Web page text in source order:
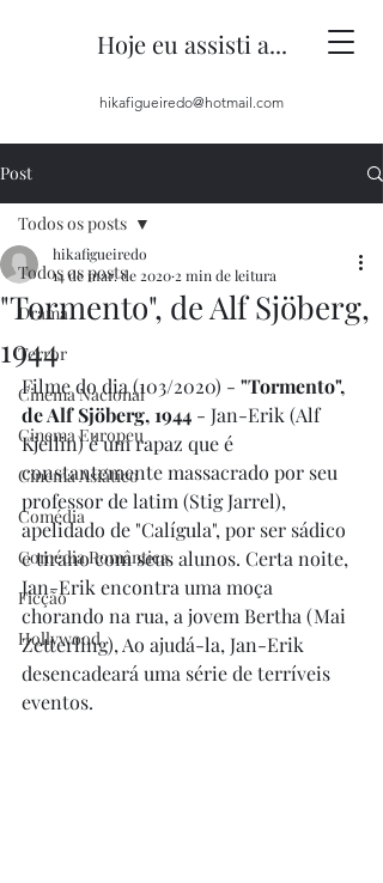
Hoje eu assisti a...
hikafigueiredo@hotmail.com
Post
Todos os posts
Drama
Terror
Cinema Nacional
Cinema Europeu
Cinema Asiático
Comédia
Comédia Romântica
Ficção
Hollywood
Todos os posts
"Tormento", de Alf Sjöberg,
1944
hikafigueiredo
14 de mar. de 2020 2 min de leitura
Filme do dia (103/2020) - "Tormento",
de Alf Sjöberg, 1944 - Jan-Erik (Alf
Kjellin) é um rapaz que é
constantemente massacrado por seu
professor de latim (Stig Jarrel),
apelidado de "Calígula", por ser sádico
e tirano com seus alunos. Certa noite,
Jan-Erik encontra uma moça
chorando na rua, a jovem Bertha (Mai
Zetterling), Ao ajudá-la, Jan-Erik
desencadeará uma série de terríveis
eventos.